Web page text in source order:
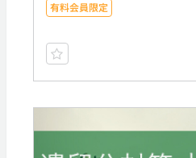
有料会員限定